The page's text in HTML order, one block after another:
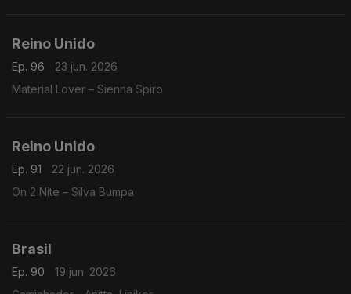
Reino Unido
Ep. 96
23 jun. 2026
Material Lover – Sienna Spiro
Reino Unido
Ep. 91
22 jun. 2026
On 2 Nite – Silva Bumpa
Brasil
Ep. 90
19 jun. 2026